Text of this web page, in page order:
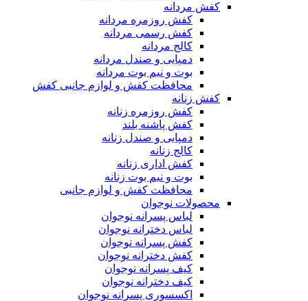
کفش مردانه
کفش روزمره مردانه
کفش رسمی مردانه
کالج مردانه
دمپایی و صندل مردانه
بوت و نیم بوت مردانه
محافظت کفش و لوازم جانبی کفش
کفش زنانه
کفش روزمره زنانه
کفش پاشنه بلند
دمپایی و صندل زنانه
کالج زنانه
کفش اداری زنانه
بوت و نیم بوت زنانه
محافظت کفش و لوازم جانبی
محصولات نوجوان
لباس پسرانه نوجوان
لباس دخترانه نوجوان
کفش پسرانه نوجوان
کفش دخترانه نوجوان
کیف پسرانه نوجوان
کیف دخترانه نوجوان
اکسسوری پسرانه نوجوان